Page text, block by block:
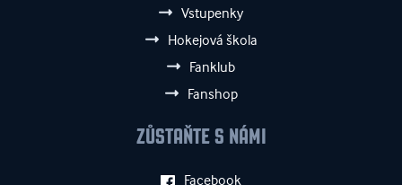
Vstupenky
Hokejová škola
Fanklub
Fanshop
ZŮSTAŇTE S NÁMI
Facebook